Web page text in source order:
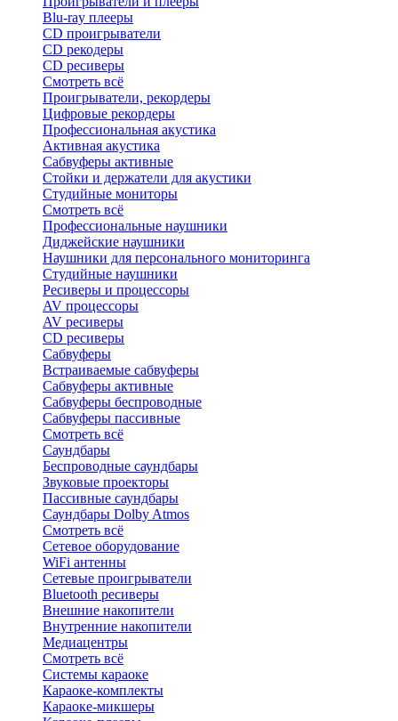
Blu-ray плееры
CD проигрыватели
CD рекодеры
CD ресиверы
Смотреть всё
Проигрыватели, рекордеры
Цифровые рекордеры
Профессиональная акустика
Активная акустика
Сабвуферы активные
Стойки и держатели для акустики
Студийные мониторы
Смотреть всё
Профессиональные наушники
Диджейские наушники
Наушники для персонального мониторинга
Студийные наушники
Ресиверы и процессоры
AV процессоры
AV ресиверы
CD ресиверы
Сабвуферы
Встраиваемые сабвуферы
Сабвуферы активные
Сабвуферы беспроводные
Сабвуферы пассивные
Смотреть всё
Саундбары
Беспроводные саундбары
Звуковые проекторы
Пассивные саундбары
Саундбары Dolby Atmos
Смотреть всё
Сетевое оборудование
WiFi антенны
Сетевые проигрыватели
Bluetooth ресиверы
Внешние накопители
Внутренние накопители
Медиацентры
Смотреть всё
Системы караоке
Караоке-комплекты
Караоке-микшеры